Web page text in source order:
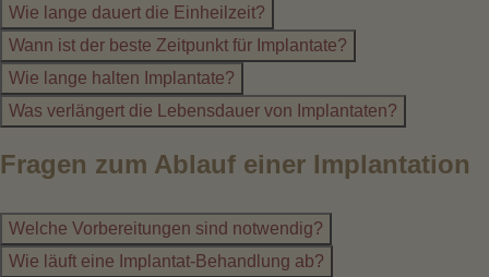
Wie lange dauert die Einheilzeit?
Wann ist der beste Zeitpunkt für Implantate?
Wie lange halten Implantate?
Was verlängert die Lebensdauer von Implantaten?
Fragen zum Ablauf einer Implantation
Welche Vorbereitungen sind notwendig?
Wie läuft eine Implantat-Behandlung ab?